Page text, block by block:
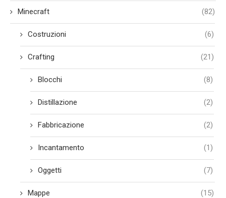
Minecraft (82)
Costruzioni (6)
Crafting (21)
Blocchi (8)
Distillazione (2)
Fabbricazione (2)
Incantamento (1)
Oggetti (7)
Mappe (15)